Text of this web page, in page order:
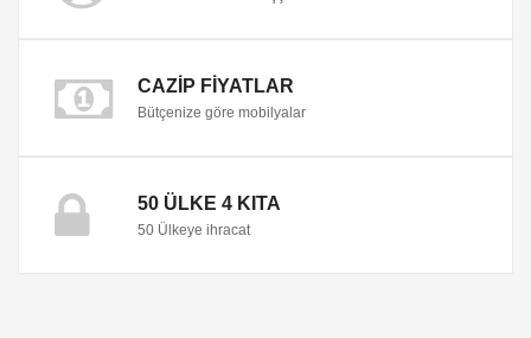
CAZIP FIYATLAR
Bütçenize göre mobilyalar
50 ÜLKE 4 KITA
50 Ülkeye ihracat